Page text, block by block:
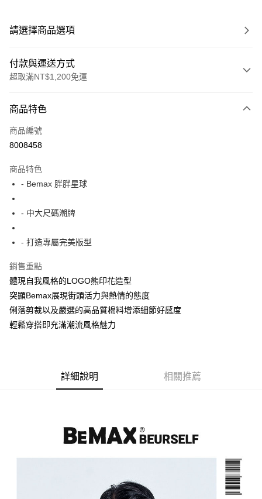
請選擇商品選項
付款與運送方式
超取滿NT$1,200免運
信用卡一次付款
超商取貨付款
Apple Pay
街口支付
AFTEE先享後付
相關說明
AFTEE先享後付是「在收到商品之後才付款」的支付方式。 讓您購物簡單
便利好安心！
１．簡單：不需註冊會員、不需綁卡、不需儲值。
２．便利：只要手機號碼，簡訊認證，即可結帳。
３．安心：先確認商品／服務後，再付款。
２．訂單成立數日內，您將收到繳費通知簡訊。
３．收到繳費通知簡訊後14天內，點擊此簡訊中的連結，可透過四大超商／
後付繳納相關費用。
※ 交易是否成功請以「AFTEE先享後付 」之結帳頁面顯示為準，若有關於
１．透過由恩沛科技股份有限公司提供之「AFTEE先享後付」服務完成之交
ATM付款
運送方式
全家付款取貨
每筆NT$80，滿NT$1,200(含以上)免運費
商品特色
商品編號
8008458
商品特色
- Bemax 胖胖星球
- 中大尺碼潮牌
- 打造專屬完美版型
銷售重點
體現自我風格的LOGO熊印花造型
突顯Bemax展現街頭活力與熱情的態度
俐落剪裁以及嚴選的高品質棉料增添細節好感度
輕鬆穿搭即充滿潮流風格魅力
詳細說明 相關推薦